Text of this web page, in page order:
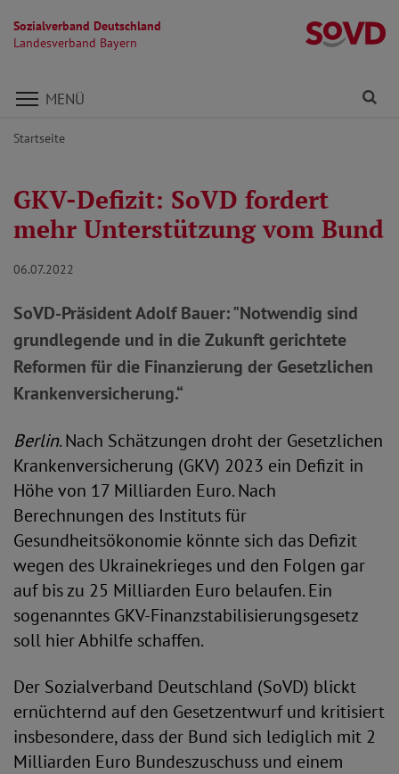
Sozialverband Deutschland
Landesverband Bayern
Direkt zu den Inhalten springen
MENÜ
Startseite
GKV-Defizit: SoVD fordert
mehr Unterstützung vom Bund
06.07.2022
SoVD-Präsident Adolf Bauer: "Notwendig sind
grundlegende und in die Zukunft gerichtete
Reformen für die Finanzierung der Gesetzlichen
Krankenversicherung.“
Berlin. Nach Schätzungen droht der Gesetzlichen
Krankenversicherung (GKV) 2023 ein Defizit in
Höhe von 17 Milliarden Euro. Nach
Berechnungen des Instituts für
Gesundheitsökonomie könnte sich das Defizit
wegen des Ukrainekrieges und den Folgen gar
auf bis zu 25 Milliarden Euro belaufen. Ein
sogenanntes GKV-Finanzstabilisierungsgesetz
soll hier Abhilfe schaffen.
Der Sozialverband Deutschland (SoVD) blickt
ernüchternd auf den Gesetzentwurf und kritisiert
insbesondere, dass der Bund sich lediglich mit 2
Milliarden Euro Bundeszuschuss und einem